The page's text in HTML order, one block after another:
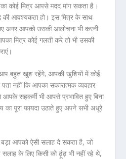
कोई मित्र आपसे मदद मांग सकता है।
की आवश्यकता हो। इस मित्र के साथ
अगर आपको उसकी आलोचना भी करनी
मित्र कोई गलती करे तो भी उसकी
बहुत खुश रहेंगे, आपकी खुशियों में कोई
नहीं कि आपका सकारात्मक व्यवहार
सहकर्मी भी आपसे प्रभावित हुए बिना
पूरा फायदा उठाते हुए अपने सभी अधूरे
आपको ऐसी सलाह दे सकता है, जो
के लिए किसी को ढ़ूंढ़ भी नहीं रहे थे,